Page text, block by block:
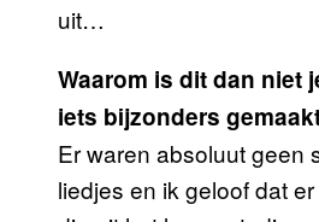
uit…
Waarom is dit dan niet
iets bijzonders
Er waren absoluut geen
liedjes en ik geloof dat